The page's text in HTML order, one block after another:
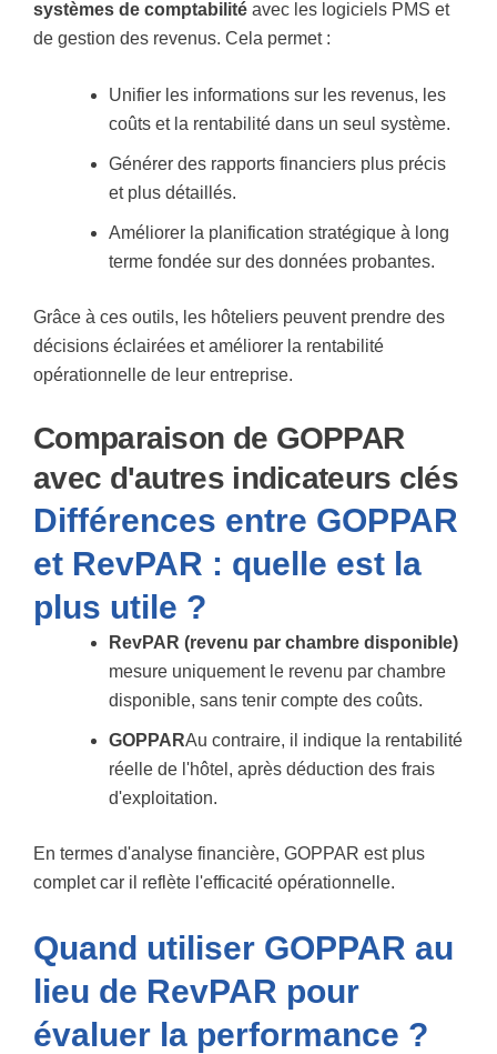
systèmes de comptabilité avec les logiciels PMS et
de gestion des revenus. Cela permet :
Unifier les informations sur les revenus, les
coûts et la rentabilité dans un seul système.
Générer des rapports financiers plus précis
et plus détaillés.
Améliorer la planification stratégique à long
terme fondée sur des données probantes.
Grâce à ces outils, les hôteliers peuvent prendre des
décisions éclairées et améliorer la rentabilité
opérationnelle de leur entreprise.
Comparaison de GOPPAR
avec d'autres indicateurs clés
Différences entre GOPPAR
et RevPAR : quelle est la
plus utile ?
RevPAR (revenu par chambre disponible)
mesure uniquement le revenu par chambre
disponible, sans tenir compte des coûts.
GOPPARAu contraire, il indique la rentabilité
réelle de l'hôtel, après déduction des frais
d'exploitation.
En termes d'analyse financière, GOPPAR est plus
complet car il reflète l'efficacité opérationnelle.
Quand utiliser GOPPAR au
lieu de RevPAR pour
évaluer la performance ?